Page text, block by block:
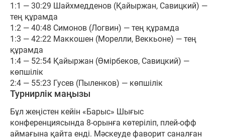
1:1 — 30:29 Шайхмедденов (Қайыржан, Савицкий) —
тең құрамда
1:2 — 40:48 Симонов (Логвин) — тең құрамда
1:3 — 42:22 Маккошен (Морелли, Веккьоне) — тең
құрамда
1:4 — 52:54 Қайыржан (Өмірбеков, Савицкий) —
көпшілік
2:4 — 55:23 Гусев (Пыленков) — көпшілік
Турнирлік маңызы
Бұл жеңістен кейін «Барыс» Шығыс
конференциясында 8-орынға көтеріліп, плей-офф
аймағына қайта енді. Мәскеуде фаворит саналған